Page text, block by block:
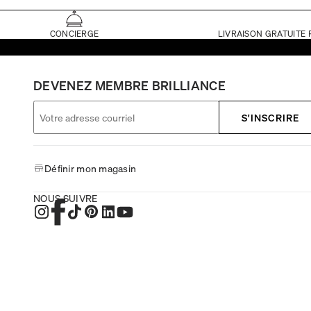
CONCIERGE LIVRAISON GRATUITE
DEVENEZ MEMBRE BRILLIANCE
S'INSCRIRE
Définir mon magasin
NOUS SUIVRE